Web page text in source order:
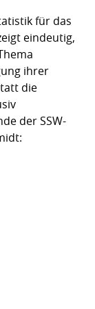
für das
eindeutig,
ihrer
die
der SSW-